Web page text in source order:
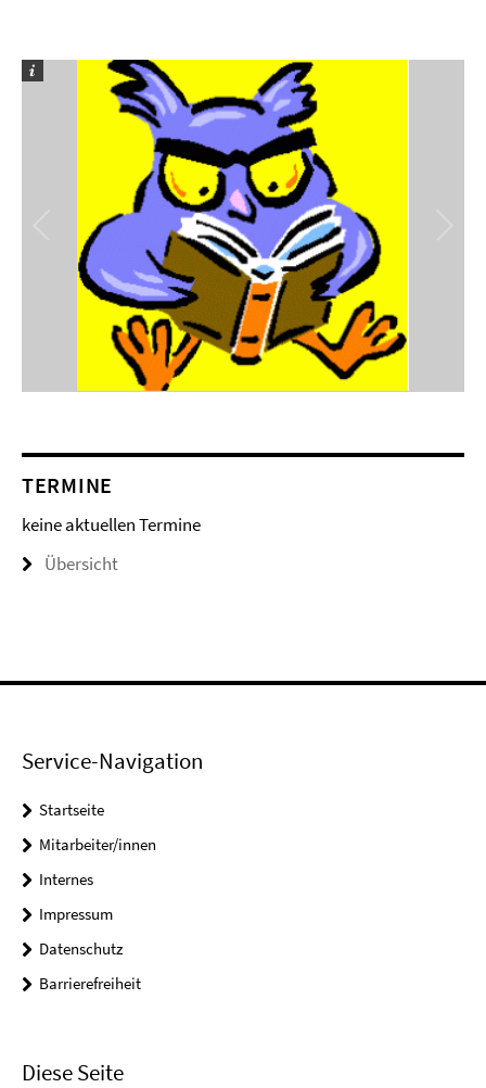
TERMINE
keine aktuellen Termine
Übersicht
Service-Navigation
Startseite
Mitarbeiter/innen
Internes
Impressum
Datenschutz
Barrierefreiheit
Diese Seite